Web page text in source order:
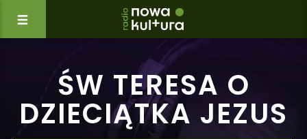
ŚW TERESA O
DZIECIĄTKA JEZUS